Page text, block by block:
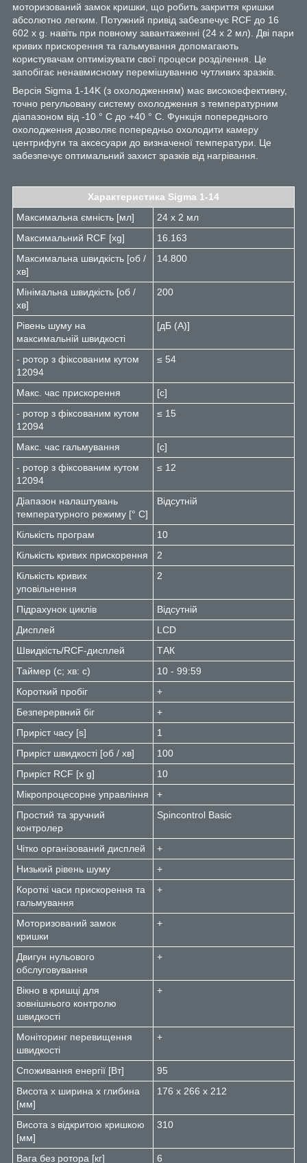
моторизований замок кришки, що робить закриття кришки
абсолютно легким. Потужний привід забезпечує RCF до 16
602 х g. навіть при повному завантаженні (24 х 2 мл). Дві пари
кривих прискорення та гальмування допомагають
користувачам оптимізувати свої процеси розділення. Це
запобігає ненавмисному перемішуванню чутливих зразків.
Версія Sigma 1-14K (з охолодженням) має високоефективну,
точно регульовану систему охолодження з температурним
діапазоном від -10 ° C до +40 ° C. Функція попереднього
охолодження дозволяє попередньо охолодити камеру
центрифуги та аксесуари до визначеної температури. Це
забезпечує оптимальний захист зразків від нагрівання.
Характеристика Sigma 1-14
Максимальна ємність [мл]
24 х 2 мл
Максимальний RCF [xg]
16.163
Максимальна швидкість [об /
хв]
14.800
Мінімальна швидкість [об /
хв]
200
Рівень шуму на
максимальній швидкості
[дБ (А)]
- ротор з фіксованим кутом
12094
≤ 54
Макс. час прискорення
[с]
- ротор з фіксованим кутом
12094
≤ 15
Макс. час гальмування
[с]
- ротор з фіксованим кутом
12094
≤ 12
Діапазон налаштувань
температурного режиму [° C]
Відсутній
Кількість програм
10
Кількість кривих прискорення
2
Кількість кривих
уповільнення
2
Підрахунок циклів
Відсутній
Дисплей
LCD
Швидкість/RCF-дисплей
ТАК
Таймер (с; хв: с)
10 - 99:59
Короткий пробіг
+
Безперервний біг
+
Приріст часу [s]
1
Приріст швидкості [об / хв]
100
Приріст RCF [x g]
10
Мікропроцесорне управління
+
Простий та зручний
контролер
Spincontrol Basic
Чітко організований дисплей
+
Низький рівень шуму
+
Короткі часи прискорення та
гальмування
+
Моторизований замок
кришки
+
Двигун нульового
обслуговування
+
Вікно в кришці для
зовнішнього контролю
швидкості
+
Моніторинг перевищення
швидкості
+
Споживання енергії [Вт]
95
Висота х ширина х глибина
[мм]
176 x 266 x 212
Висота з відкритою кришкою
[мм]
310
Вага без ротора [кг] 6